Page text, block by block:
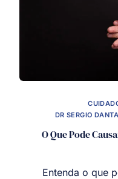
DR SERGIO
O Que Pode
Entenda o que